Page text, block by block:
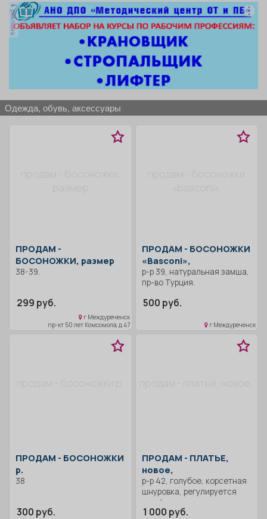
Товары Поздравления Погода
Я - пенсионер
дисплеев, и многого другого.
Быстро, качественно,
недорого! Точная стоимость
ремонта определяется после
осмотра
реклама
одежда, обувь, аксессуары
продам - босоножки,
размер
ПРОДАМ -
БОСОНОЖКИ, размер
38-39.
299 руб.
г Междуреченск
пр-кт 50 лет Комсомола, д 47
продам - босоножки
«basconi»,
ПРОДАМ - БОСОНОЖКИ
«Basconi»,
р-р 39, натуральная замша,
пр-во Турция.
500 руб.
г Междуреченск
продам - босоножки р.
ПРОДАМ - БОСОНОЖКИ
р.
38
300 руб.
продам - платье, новое,
ПРОДАМ - ПЛАТЬЕ,
новое,
р-р 42, голубое, корсетная
шнуровка, регулируется
под фигуру.
1 000 руб.